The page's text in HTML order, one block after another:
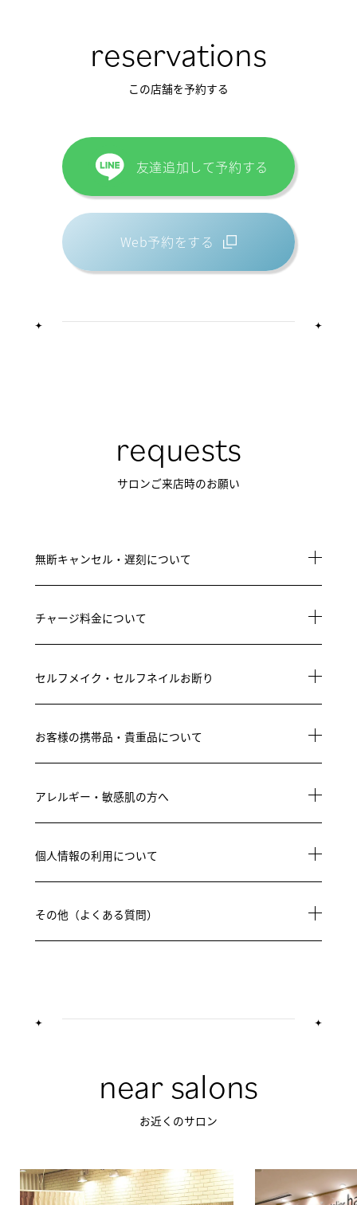
reservations
この店舗を予約する
友達追加して予約する
Web予約をする
requests
サロンご来店時のお願い
無断キャンセル・遅刻について
チャージ料金について
セルフメイク・セルフネイルお断り
お客様の携帯品・貴重品について
アレルギー・敏感肌の方へ
個人情報の利用について
その他（よくある質問）
near salons
お近くのサロン